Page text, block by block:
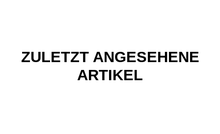
ZULETZT ANGESEHENE
ARTIKEL